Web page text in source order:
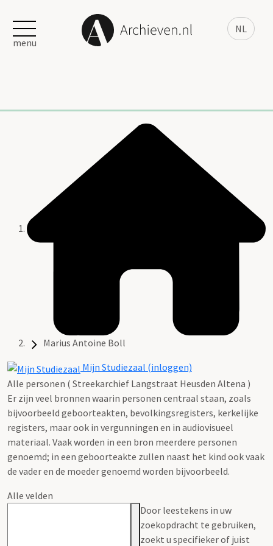
NL
menu
Marius Antoine Boll
Mijn Studiezaal (inloggen)
Alle personen ( Streekarchief Langstraat Heusden Altena )
Er zijn veel bronnen waarin personen centraal staan, zoals
bijvoorbeeld geboorteakten, bevolkingsregisters, kerkelijke
registers, maar ook in vergunningen en in audiovisueel
materiaal. Vaak worden in een bron meerdere personen
genoemd; in een geboorteakte zullen naast het kind ook vaak
de vader en de moeder genoemd worden bijvoorbeeld.
Alle velden
Door leestekens in uw
zoekopdracht te gebruiken,
zoekt u specifieker of juist